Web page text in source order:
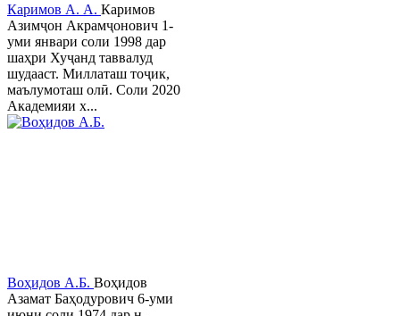
Каримов А. А. Каримов
Азимҷон Акрамҷонович 1-
уми январи соли 1998 дар
шаҳри Хуҷанд таввалуд
шудааст. Миллаташ тоҷик,
маълумоташ олӣ. Соли 2020
Академияи х...
Воҳидов А.Б. Воҳидов
Азамат Баҳодурович 6-уми